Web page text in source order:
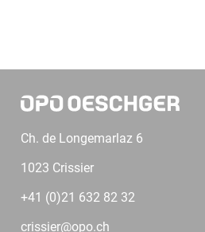
Ch. de Longemarlaz 6
1023 Crissier
+41 (0)21 632 82 32
crissier@opo.ch